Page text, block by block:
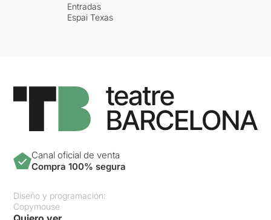
Entradas
Espai Texas
Canal oficial de venta
Compra 100% segura
Diseño y programación:
Copymouse